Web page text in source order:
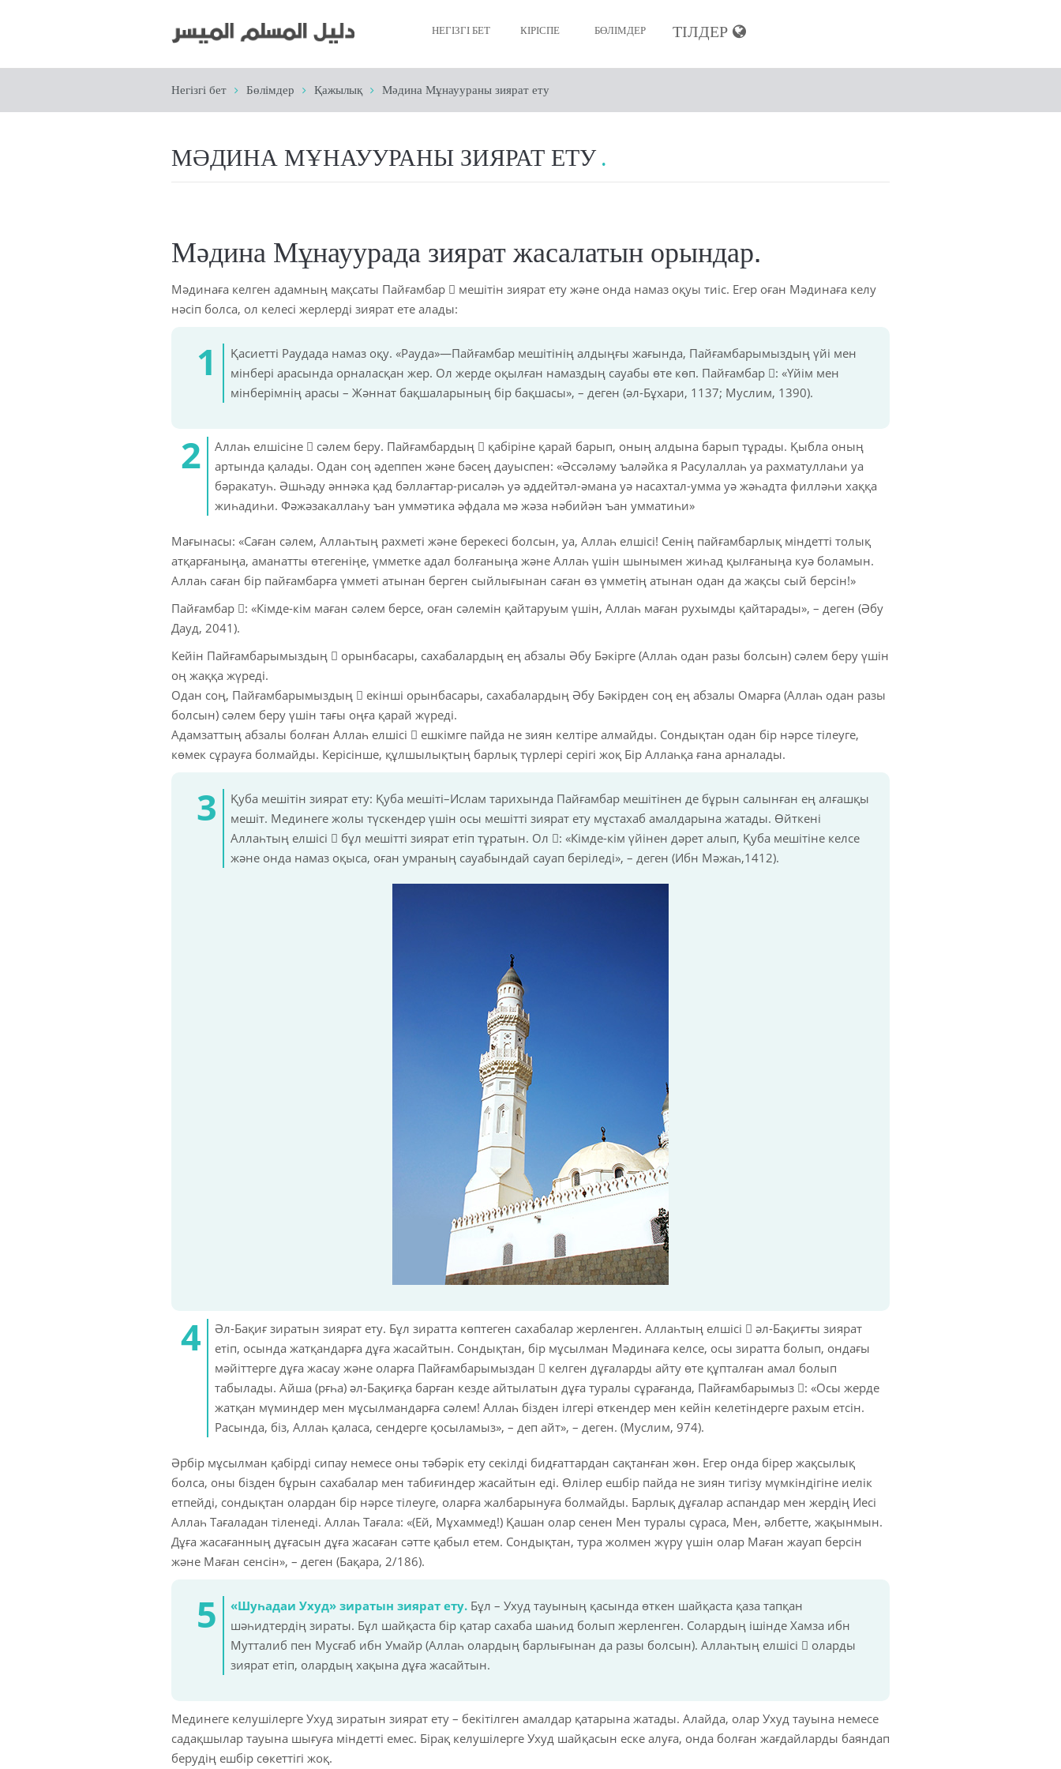
НЕГІЗГІ БЕТ КІРІСПЕ БӨЛІМДЕР
Мұсылманның намазы
Өлім және жаназа
Қаржылық қарым- қатынастар
Тағамдар
Дұғалар мен Аллаһты еске алу сөздері
Киім
ТІЛДЕР
Негізгі бет Бөлімдер Қажылық Мәдина Мұнауураны зиярат ету
МӘДИНА МҰНАУУРАНЫ ЗИЯРАТ ЕТУ
Мәдина Мұнауурада зиярат жасалатын орындар.
Мәдинаға келген адамның мақсаты Пайғамбар  мешітін зиярат ету және онда намаз оқуы тиіс. Егер оған Мәдинаға келу
нәсіп болса, ол келесі жерлерді зиярат ете алады:
Қасиетті Раудада намаз оқу. «Рауда»—Пайғамбар мешітінің алдыңғы жағында, Пайғамбарымыздың үйі мен
мінбері арасында орналасқан жер. Ол жерде оқылған намаздың сауабы өте көп. Пайғамбар : «Үйім мен
мінберімнің арасы – Жәннат бақшаларының бір бақшасы», – деген (әл-Бұхари, 1137; Муслим, 1390).
Аллаһ елшісіне  сәлем беру. Пайғамбардың  қабіріне қарай барып, оның алдына барып тұрады. Қыбла оның
артында қалады. Одан соң әдеппен және бәсең дауыспен: «Әссәләму ъаләйка я Расулаллаһ уа рахматуллаһи уа
бәракатуһ. Әшһәду әннәка қад бәллағтар-рисаләһ уә әддейтәл-әмана уә насахтал-умма уә жәһадта филләһи хаққа
жиһадиһи. Фәжәзакаллаһу ъан уммәтика әфдала мә жәза нәбийән ъан умматиһи»
Мағынасы: «Саған сәлем, Аллаһтың рахметі және берекесі болсын, уа, Аллаһ елшісі! Сенің пайғамбарлық міндетті толық
атқарғаныңа, аманатты өтегеніңе, үмметке адал болғаныңа және Аллаһ үшін шынымен жиһад қылғаныңа куә боламын.
Аллаһ саған бір пайғамбарға үмметі атынан берген сыйлығынан саған өз үмметің атынан одан да жақсы сый берсін!»
Пайғамбар : «Кімде-кім маған сәлем берсе, оған сәлемін қайтаруым үшін, Аллаһ маған рухымды қайтарады», – деген (Әбу
Дауд, 2041).
Кейін Пайғамбарымыздың  орынбасары, сахабалардың ең абзалы Әбу Бәкірге (Аллаһ одан разы болсын) сәлем беру үшін
оң жаққа жүреді.
Одан соң, Пайғамбарымыздың  екінші орынбасары, сахабалардың Әбу Бәкірден соң ең абзалы Омарға (Аллаһ одан разы
болсын) сәлем беру үшін тағы оңға қарай жүреді.
Адамзаттың абзалы болған Аллаһ елшісі  ешкімге пайда не зиян келтіре алмайды. Сондықтан одан бір нәрсе тілеуге,
көмек сұрауға болмайды. Керісінше, құлшылықтың барлық түрлері серігі жоқ Бір Аллаһқа ғана арналады.
Қуба мешітін зиярат ету: Қуба мешіті–Ислам тарихында Пайғамбар мешітінен де бұрын салынған ең алғашқы
мешіт. Мединеге жолы түскендер үшін осы мешітті зиярат ету мұстахаб амалдарына жатады. Өйткені
Аллаһтың елшісі  бұл мешітті зиярат етіп тұратын. Ол : «Кімде-кім үйінен дәрет алып, Қуба мешітіне келсе
және онда намаз оқыса, оған умраның сауабындай сауап беріледі», – деген (Ибн Мәжаһ,1412).
Әл-Бақиғ зиратын зиярат ету. Бұл зиратта көптеген сахабалар жерленген. Аллаһтың елшісі  әл-Бақиғты зиярат
етіп, осында жатқандарға дұға жасайтын. Сондықтан, бір мұсылман Мәдинаға келсе, осы зиратта болып, ондағы
мәйіттерге дұға жасау және оларға Пайғамбарымыздан  келген дұғаларды айту өте құпталған амал болып
табылады. Айша (рғһа) әл-Бақиғқа барған кезде айтылатын дұға туралы сұрағанда, Пайғамбарымыз : «Осы жерде
жатқан мүминдер мен мұсылмандарға сәлем! Аллаһ бізден ілгері өткендер мен кейін келетіндерге рахым етсін.
Расында, біз, Аллаһ қаласа, сендерге қосыламыз», – деп айт», – деген. (Муслим, 974).
Әрбір мұсылман қабірді сипау немесе оны тәбәрік ету секілді бидғаттардан сақтанған жөн. Егер онда бірер жақсылық
болса, оны бізден бұрын сахабалар мен табиғиндер жасайтын еді. Өлілер ешбір пайда не зиян тигізу мүмкіндігіне иелік
етпейді, сондықтан олардан бір нәрсе тілеуге, оларға жалбарынуға болмайды. Барлық дұғалар аспандар мен жердің Иесі
Аллаһ Тағаладан тіленеді. Аллаһ Тағала: «(Ей, Мұхаммед!) Қашан олар сенен Мен туралы сұраса, Мен, әлбетте, жақынмын.
Дұға жасағанның дұғасын дұға жасаған сәтте қабыл етем. Сондықтан, тура жолмен жүру үшін олар Маған жауап берсін
және Маған сенсін», – деген (Бақара, 2/186).
«Шуһадаи Ухуд» зиратын зиярат ету. Бұл – Ухуд тауының қасында өткен шайқаста қаза тапқан
шәһидтердің зираты. Бұл шайқаста бір қатар сахаба шаһид болып жерленген. Солардың ішінде Хамза ибн
Мутталиб пен Мусғаб ибн Умайр (Аллаһ олардың барлығынан да разы болсын). Аллаһтың елшісі  оларды
зиярат етіп, олардың хақына дұға жасайтын.
Мединеге келушілерге Ухуд зиратын зиярат ету – бекітілген амалдар қатарына жатады. Алайда, олар Ухуд тауына немесе
садақшылар тауына шығуға міндетті емес. Бірақ келушілерге Ухуд шайқасын еске алуға, онда болған жағдайларды баяндап
берудің ешбір сөкеттігі жоқ.